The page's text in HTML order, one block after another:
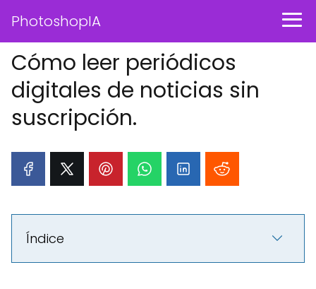
PhotoshopIA
Cómo leer periódicos
digitales de noticias sin
suscripción.
Índice